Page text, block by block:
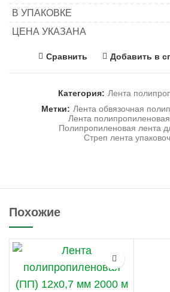
В УПАКОВКЕ
ЦЕНА УКАЗАНА
Сравнить Добавить в
Категория: Лента
Метки: Лента обвязочная
Лента
Полипропиленовая лента
Стреп лента
Похожие